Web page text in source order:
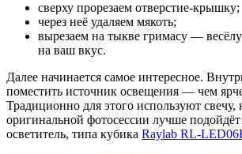
сверху прорезаем отверстие-крышку;
через неё удаляем мякоть;
вырезаем на тыкве гримасу —
на ваш вкус.
Далее начинается самое интересное.
поместить источник освещения — чем
Традиционно для этого используют свечу,
оригинальной фотосессии лучше
осветитель, типа кубика Raylab RL-